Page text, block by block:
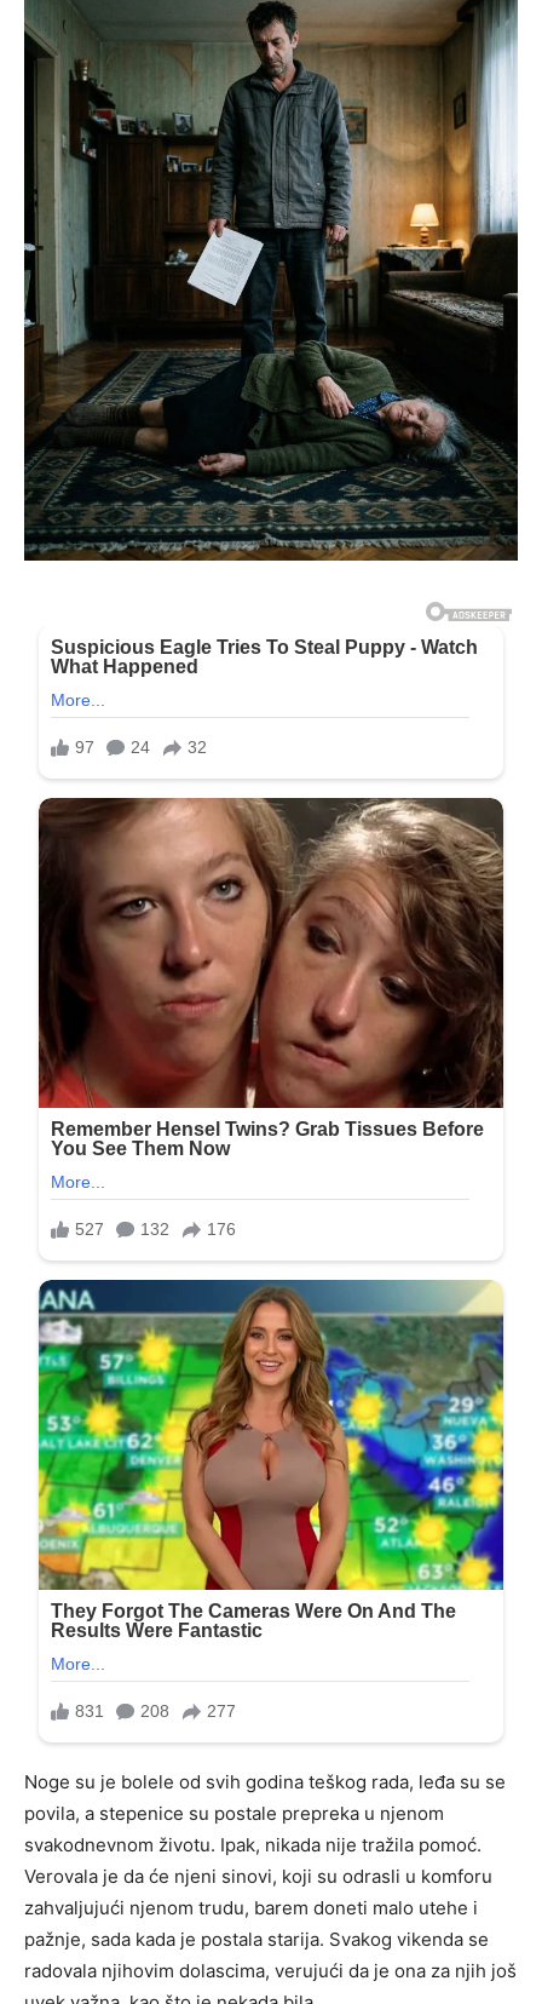
Noge su je bolele od svih godina teškog rada, leđa su se
povila, a stepenice su postale prepreka u njenom
svakodnevnom životu. Ipak, nikada nije tražila pomoć.
Verovala je da će njeni sinovi, koji su odrasli u komforu
zahvaljujući njenom trudu, barem doneti malo utehe i
pažnje, sada kada je postala starija. Svakog vikenda se
radovala njihovim dolascima, verujući da je ona za njih još